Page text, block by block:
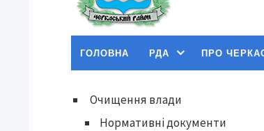
ГОЛОВНА РДА ПРО
Очищення влади
Нормативні документи